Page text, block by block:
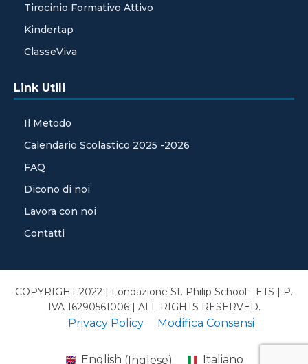
Tirocinio Formativo Attivo
Kindertap
ClasseViva
Link Utili
Il Metodo
Calendario Scolastico 2025 -2026
FAQ
Dicono di noi
Lavora con noi
Contatti
COPYRIGHT 2022 | Fondazione St. Philip School - ETS | P.
IVA 16290561006 | ALL RIGHTS RESERVED.
Privacy Policy Modifica Consensi
English (Inglese) Italiano